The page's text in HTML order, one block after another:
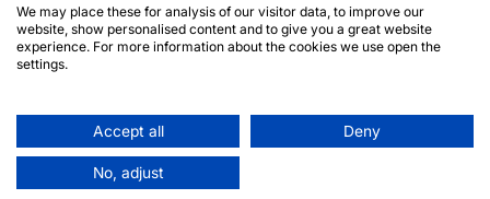
We may place these for analysis of our visitor data, to improve our
website, show personalised content and to give you a great website
experience. For more information about the cookies we use open the
settings.
Accept all Deny
No, adjust